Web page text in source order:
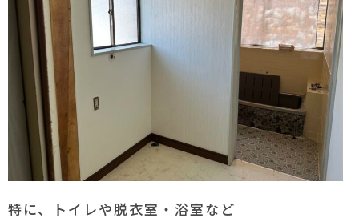
特に、トイレや脱衣室・浴室など